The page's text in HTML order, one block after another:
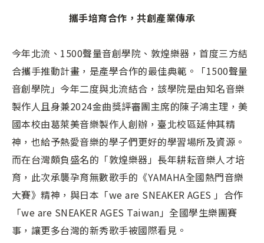
攜手培育合作，共創產業傳承
今年北流、1500聲量音創學院、敦煌樂器，首度三方結
合攜手推動計畫，是產學合作的最佳典範。「1500聲量
音創學院」今年二度與北流結合，該學院是由知名音樂
製作人且身兼2024金曲獎評審團主席的陳子鴻主理，美
國本校由葛萊美音樂製作人創辦，臺北校區延伸其精
神，也給予熱愛音樂的學子們更好的學習場所及資源。
而在台灣頗負盛名的「敦煌樂器」長年耕耘音樂人才培
育，此次承襲孕育無數歌手的《YAMAHA全國熱門音樂
大賽》精神，與日本「we are SNEAKER AGES 」合作
「we are SNEAKER AGES Taiwan」全國學生樂團賽
事，讓更多台灣的新秀歌手被國際看見。